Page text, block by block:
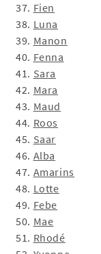
37. Fien
38. Luna
39. Manon
40. Fenna
41. Sara
42. Mara
43. Maud
44. Roos
45. Saar
46. Alba
47. Amarins
48. Lotte
49. Febe
50. Mae
51. Rhodé